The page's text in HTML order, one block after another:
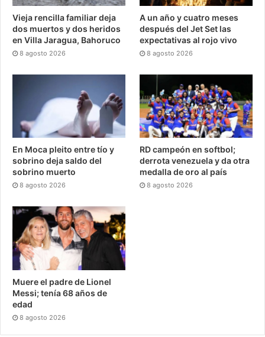
Vieja rencilla familiar deja
dos muertos y dos heridos
en Villa Jaragua, Bahoruco
8 agosto 2026
A un año y cuatro meses
después del Jet Set las
expectativas al rojo vivo
8 agosto 2026
En Moca pleito entre tío y
sobrino deja saldo del
sobrino muerto
8 agosto 2026
RD campeón en softbol;
derrota venezuela y da otra
medalla de oro al país
8 agosto 2026
Muere el padre de Lionel
Messi; tenía 68 años de
edad
8 agosto 2026